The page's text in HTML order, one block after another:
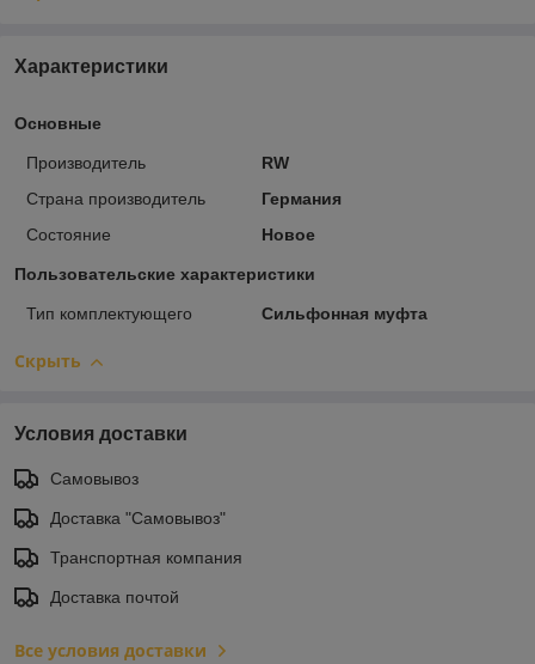
Характеристики
Основные
Производитель
RW
Страна производитель
Германия
Состояние
Новое
Пользовательские характеристики
Тип комплектующего Сильфонная муфта
Скрыть
Условия доставки
Самовывоз
Доставка "Самовывоз"
Транспортная компания
Доставка почтой
Все условия доставки